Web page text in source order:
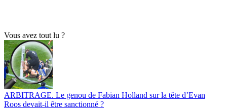
Vous avez tout lu ?
ARBITRAGE. Le genou de Fabian Holland sur la tête d’Evan
Roos devait-il être sanctionné ?